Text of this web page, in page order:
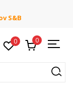
S&B
0 0